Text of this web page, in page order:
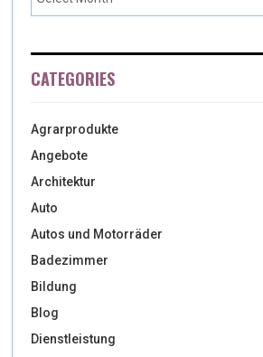
CATEGORIES
Agrarprodukte
Angebote
Architektur
Auto
Autos und Motorräder
Badezimmer
Bildung
Blog
Dienstleistung